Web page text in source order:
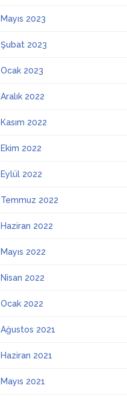
Mayıs 2023
Şubat 2023
Ocak 2023
Aralık 2022
Kasım 2022
Ekim 2022
Eylül 2022
Temmuz 2022
Haziran 2022
Mayıs 2022
Nisan 2022
Ocak 2022
Ağustos 2021
Haziran 2021
Mayıs 2021